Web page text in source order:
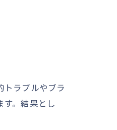
トラブルやブラ
。結果とし